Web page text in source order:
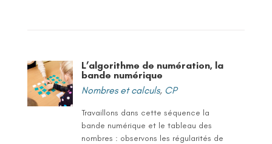
L’algorithme de numération, la
bande numérique
Nombres et calculs, CP
Travaillons dans cette séquence la
bande numérique et le tableau des
nombres : observons les régularités de